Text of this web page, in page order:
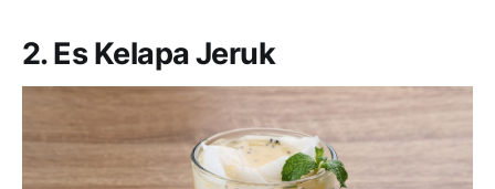
2. Es Kelapa Jeruk